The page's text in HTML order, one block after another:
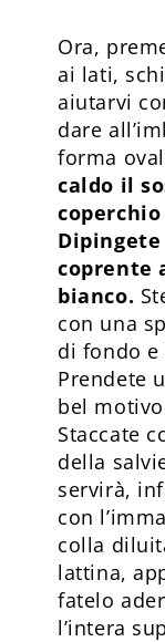
Ora,
ai lati,
aiutarvi
dare
forma
caldo il
coprente
bianco.
con una
di fondo e
Prendete
bel
Staccate
della
servirà,
con
colla
lattina,
fatelo
l’intera